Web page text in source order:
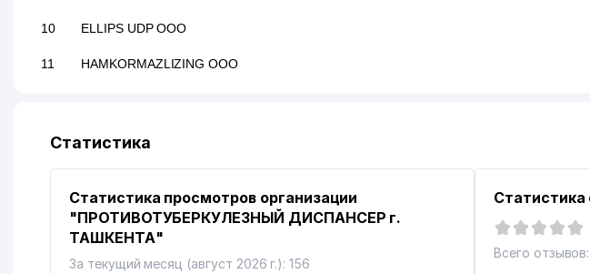
10 ELLIPS UDP ООО
11 HAMKORMAZLIZING ООО
13
14 ОБЩЕОБРАЗОВАТЕЛЬНАЯ СРЕДНЯЯ ШКОЛА №183
MS-TEX ЧП
ОТДЕЛЕНИЕ СВЯЗИ № 96
Статистика
Статистика просмотров организации
"ПРОТИВОТУБЕРКУЛЕЗНЫЙ ДИСПАНСЕР г.
ТАШКЕНТА"
За текущий месяц (август 2026 г.): 156
Статистика
Всего отзывов: